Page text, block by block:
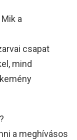
a
csapat
mind
a meghívásos